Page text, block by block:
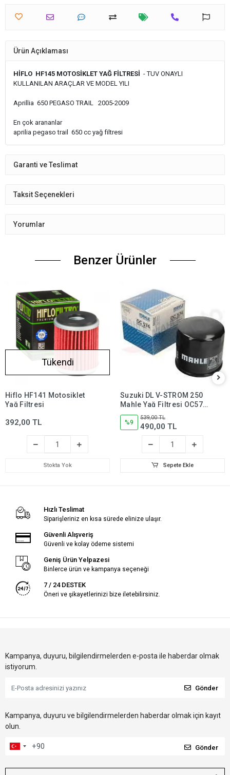
Ürün Açıklaması
HİFLO HF145 MOTOSİKLET YAĞ FİLTRESİ - TUV ONAYLI
KULLANILAN ARAÇLAR VE MODEL YILI
Aprillia 650 PEGASO TRAIL 2005-2009
En çok arananlar
aprilia pegaso trail 650 cc yağ filtresi
Garanti ve Teslimat
Taksit Seçenekleri
Yorumlar
Benzer Ürünler
Tükendi
Hiflo HF141 Motosiklet
Yağ Filtresi
392,00 TL
Stokta Yok
Suzuki DL V-STROM 250
Mahle Yağ Filtresi OC574,
dl250,dlv250
%9
539,00 TL
490,00 TL
Sepete Ekle
Hızlı Teslimat
Siparişleriniz en kısa sürede elinize ulaşır.
Güvenli Alışveriş
Güvenli ve kolay ödeme sistemi
Geniş Ürün Yelpazesi
Binlerce ürün ve kampanya seçeneği
7 / 24 DESTEK
Öneri ve şikayetlerinizi bize iletebilirsiniz.
Kampanya, duyuru, bilgilendirmelerden e-posta ile haberdar olmak
istiyorum.
Gönder
Kampanya, duyuru ve bilgilendirmelerden haberdar olmak için kayıt
olun.
Gönder